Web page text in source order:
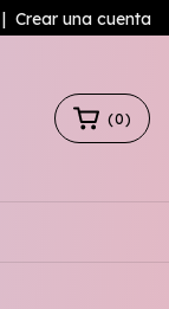
| Crear una cuenta
(0)